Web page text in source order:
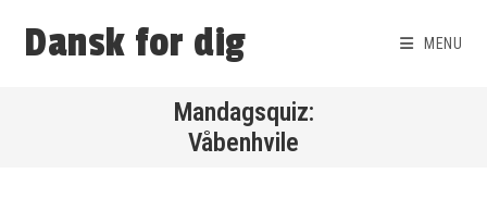
Dansk for dig MENU
Våbenhvile